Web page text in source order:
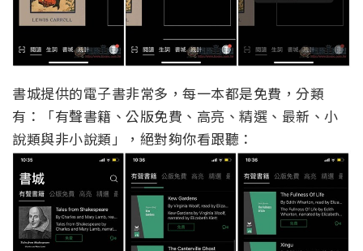
書城提供的電子書非常多，每一本都是免費，分類
有：「有聲書籍、公版免費、高亮、精選、最新、小
說類與非小說類」，絕對夠你看跟聽：